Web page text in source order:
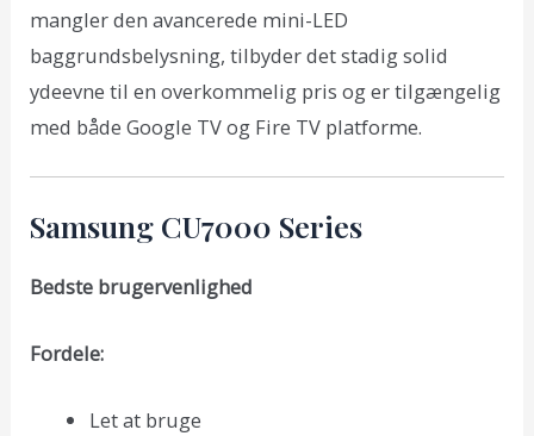
mangler den avancerede mini-LED
baggrundsbelysning, tilbyder det stadig solid
ydeevne til en overkommelig pris og er tilgængelig
med både Google TV og Fire TV platforme.
Samsung CU7000 Series
Bedste brugervenlighed
Fordele:
Let at bruge